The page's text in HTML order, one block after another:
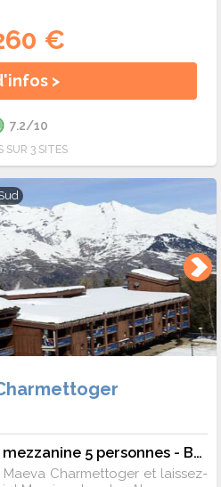
€
>
7.2/10
SUR 3 SITES
Studio vue montagne + mezzanine 5 personnes - Budget
Charmettoger et laissez-